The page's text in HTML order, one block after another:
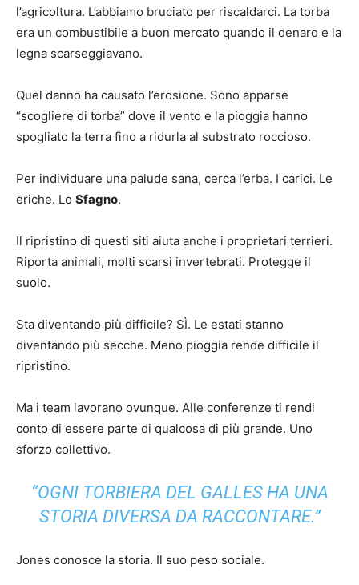
l’agricoltura. L’abbiamo bruciato per riscaldarci. La torba
era un combustibile a buon mercato quando il denaro e la
legna scarseggiavano.
Quel danno ha causato l’erosione. Sono apparse
“scogliere di torba” dove il vento e la pioggia hanno
spogliato la terra fino a ridurla al substrato roccioso.
Per individuare una palude sana, cerca l’erba. I carici. Le
eriche. Lo Sfagno.
Il ripristino di questi siti aiuta anche i proprietari terrieri.
Riporta animali, molti scarsi invertebrati. Protegge il
suolo.
Sta diventando più difficile? SÌ. Le estati stanno
diventando più secche. Meno pioggia rende difficile il
ripristino.
Ma i team lavorano ovunque. Alle conferenze ti rendi
conto di essere parte di qualcosa di più grande. Uno
sforzo collettivo.
“OGNI TORBIERA DEL GALLES HA UNA
STORIA DIVERSA DA RACCONTARE.”
Jones conosce la storia. Il suo peso sociale.